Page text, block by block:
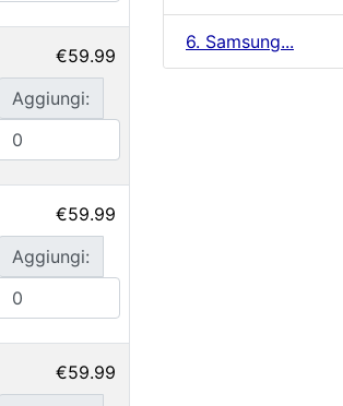
€59.99
Aggiungi:
€59.99
Aggiungi:
€59.99
6. Samsung...